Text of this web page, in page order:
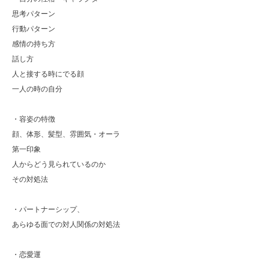
思考パターン
行動パターン
感情の持ち方
話し方
人と接する時にでる顔
一人の時の自分
・容姿の特徴
顔、体形、髪型、雰囲気・オーラ
第一印象
人からどう見られているのか
その対処法
・パートナーシップ、
あらゆる面での対人関係の対処法
・恋愛運